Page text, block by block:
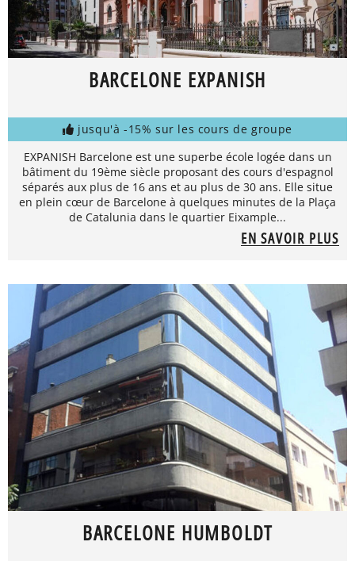
BARCELONE EXPANISH
jusqu'à -15% sur les cours de groupe
EXPANISH Barcelone est une superbe école logée dans un
bâtiment du 19ème siècle proposant des cours d'espagnol
séparés aux plus de 16 ans et au plus de 30 ans. Elle situe
en plein cœur de Barcelone à quelques minutes de la Plaça
de Catalunia dans le quartier Eixample...
EN SAVOIR PLUS
BARCELONE HUMBOLDT